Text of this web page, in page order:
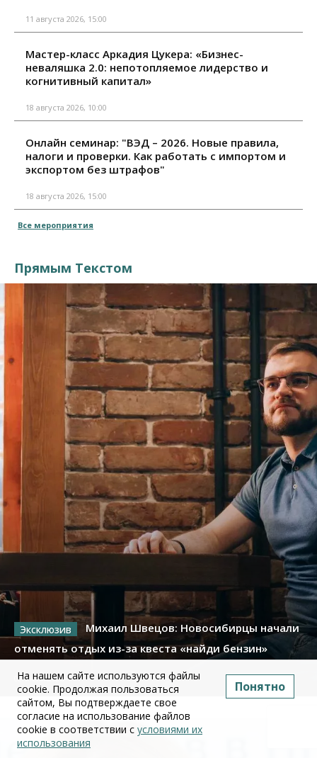
11 августа 2026, 15:00
Мастер-класс Аркадия Цукера: «Бизнес-
неваляшка 2.0: непотопляемое лидерство и
когнитивный капитал»
18 августа 2026, 10:00
Онлайн семинар: "ВЭД – 2026. Новые правила,
налоги и проверки. Как работать с импортом и
экспортом без штрафов"
18 августа 2026, 15:00
Все мероприятия
Прямым Текстом
Михаил Швецов: Новосибирцы начали
отменять отдых из-за квеста «найди бензин»
09 июля 2026
На нашем сайте используются файлы
cookie. Продолжая пользоваться
сайтом, Вы подтверждаете свое
согласие на использование файлов
cookie в соответствии с условиями их
использования
Понятно